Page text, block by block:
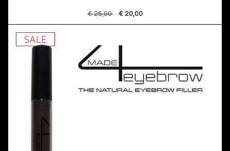
€ 25,00 € 20,00
SALE